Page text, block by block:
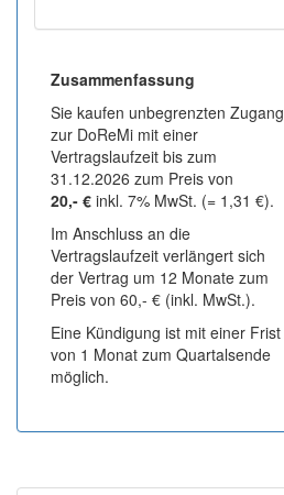
Zusammenfassung
Sie kaufen unbegrenzten Zugang
zur DoReMi mit einer
Vertragslaufzeit bis zum
31.12.2026 zum Preis von
20,- € inkl. 7% MwSt. (= 1,31 €).
Im Anschluss an die
Vertragslaufzeit verlängert sich
der Vertrag um 12 Monate zum
Preis von 60,- € (inkl. MwSt.).
Eine Kündigung ist mit einer Frist
von 1 Monat zum Quartalsende
möglich.